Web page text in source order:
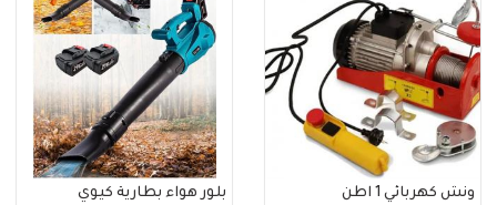
ونش كهربائي 1 اطن بلور هواء بطارية كيوي